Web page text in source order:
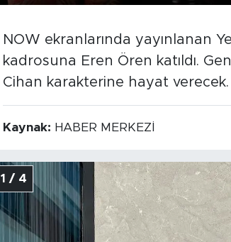
NOW ekranlarında yayınlanan
kadrosuna Eren Ören katıldı.
Cihan karakterine hayat verecek.
Kaynak: HABER MERKEZİ
1 / 4